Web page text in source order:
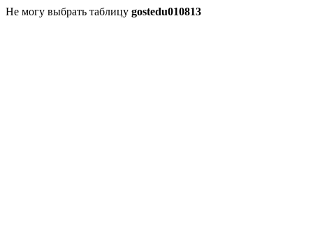
Не могу выбрать таблицу gostedu010813